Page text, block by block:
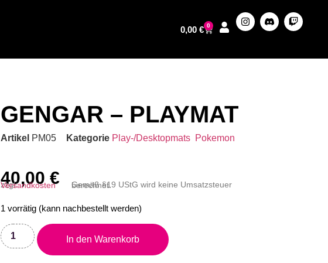
0,00 € 0
GENGAR – PLAYMAT
Artikel PM05 Kategorie Play-/Desktopmats Pokemon
40,00 €
zzgl.
Versandkosten Gemäß §19 UStG wird keine Umsatzsteuer berechnet.
1 vorrätig (kann nachbestellt werden)
In den Warenkorb